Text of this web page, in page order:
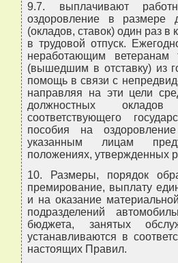
9.7. выплачивают
оздоровление в размере
(окладов, ставок) один раз в
в трудовой отпуск.
неработающим
(вышедшим в отставку) из
помощь в связи с
направляя на эти цели
должностных
соответствующего
пособия на
указанным лицам
положениях, утвержденных
10. Размеры, порядок
премирование, выплату
и на оказание
подразделений
бюджета, занятых
устанавливаются в
настоящих Правил.